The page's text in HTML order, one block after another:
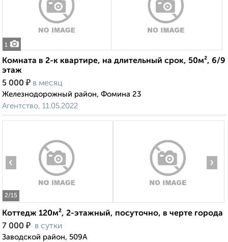
1
Комната в 2-к квартире, на длительный срок, 50м², 6/9
этаж
5 000 ₽ в месяц
Железнодорожный район, Фомина 23
Агентство, 11.05.2022
2/15
‹ ›
Коттедж 120м², 2-этажный, посуточно, в черте города
7 000 ₽ в сутки
Заводской район, 509А